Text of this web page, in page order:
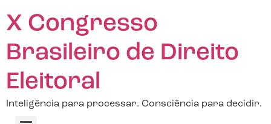
X Congresso
Brasileiro de Direito
Eleitoral
Inteligência para processar. Consciência para decidir.